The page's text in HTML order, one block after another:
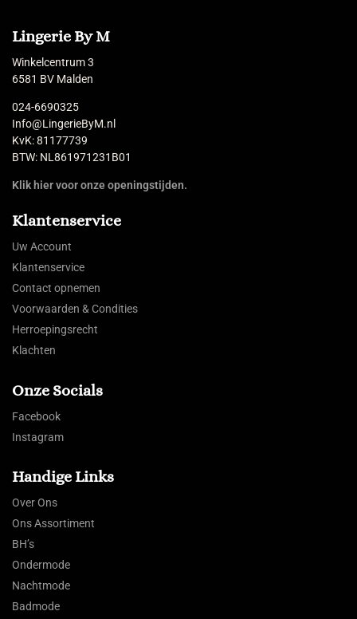
Lingerie By M
Winkelcentrum 3
6581 BV Malden
024-6690325
Info@LingerieByM.nl
KvK: 81177739
BTW: NL861971231B01
Klik hier voor onze openingstijden.
Klantenservice
Uw Account
Klantenservice
Contact opnemen
Voorwaarden & Condities
Herroepingsrecht
Klachten
Onze Socials
Facebook
Instagram
Handige Links
Over Ons
Ons Assortiment
BH’s
Ondermode
Nachtmode
Badmode